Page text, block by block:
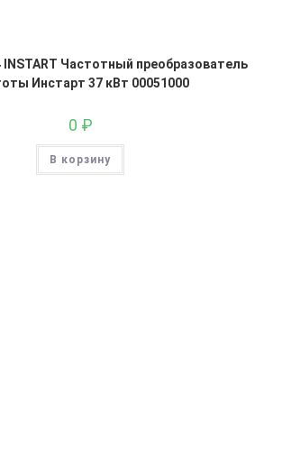
INSTART Частотный преобразователь
Инстарт 37 кВт 00051000
0 ₽
В корзину